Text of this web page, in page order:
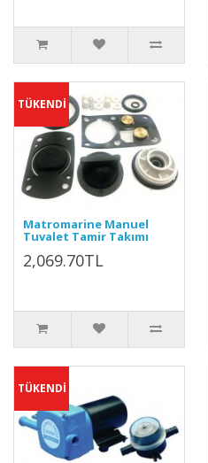
TÜKENDİ
Matromarine Manuel
Tuvalet Tamir Takımı
2,069.70TL
TÜKENDİ